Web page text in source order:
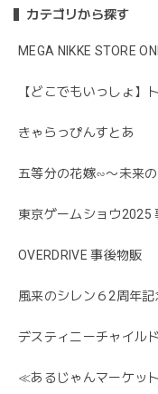
カテゴリから探す
MEGA NIKKE STORE
【どこでもいっしょ
きゃらっぴんすとあ
五等分の花嫁∽〜未来
東京ゲームショウ
OVERDRIVE 事後物販
風来のシレン６2周年記
デスティニーチャイルド
≪あるじゃんマーケッ